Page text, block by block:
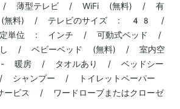
/ 薄型テレビ / WiFi (無料) / 有
(無料) / テレビのサイズ : 48 /
測定単位 : インチ / 可動式ベッド /
なし / ベビーベッド (無料) / 室内空
- 暖房 / タオルあり / ベッドシー
ャンプー / トイレットペーパー
ービス / ワードローブまたはクローゼ